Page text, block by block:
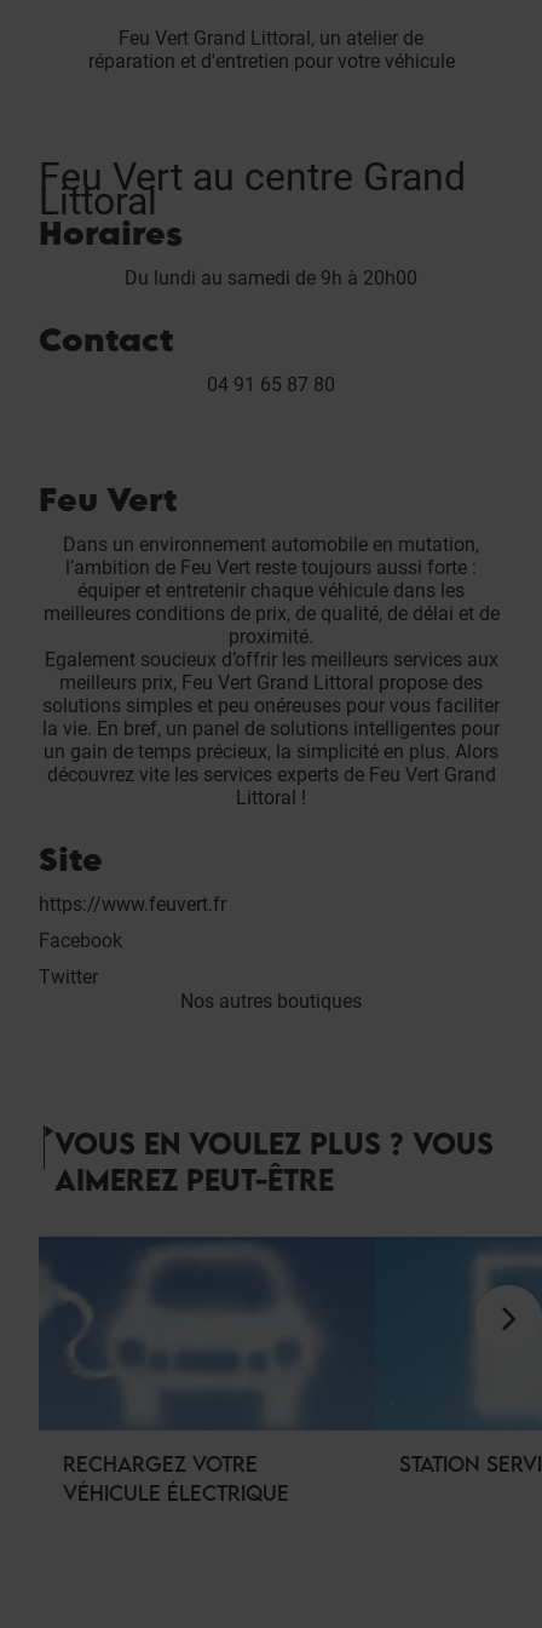
Feu Vert Grand Littoral, un atelier de
réparation et d'entretien pour votre véhicule
Feu Vert au centre Grand
Littoral
Horaires
Du lundi au samedi de 9h à 20h00
Contact
04 91 65 87 80
Feu Vert
Dans un environnement automobile en mutation,
l’ambition de Feu Vert reste toujours aussi forte :
équiper et entretenir chaque véhicule dans les
meilleures conditions de prix, de qualité, de délai et de
proximité.
Egalement soucieux d’offrir les meilleurs services aux
meilleurs prix, Feu Vert Grand Littoral propose des
solutions simples et peu onéreuses pour vous faciliter
la vie. En bref, un panel de solutions intelligentes pour
un gain de temps précieux, la simplicité en plus. Alors
découvrez vite les services experts de Feu Vert Grand
Littoral !
Site
https://www.feuvert.fr
Facebook
Twitter
Nos autres boutiques
VOUS EN VOULEZ PLUS ? VOUS
AIMEREZ PEUT-ÊTRE
RECHARGEZ VOTRE
VÉHICULE ÉLECTRIQUE
STATION